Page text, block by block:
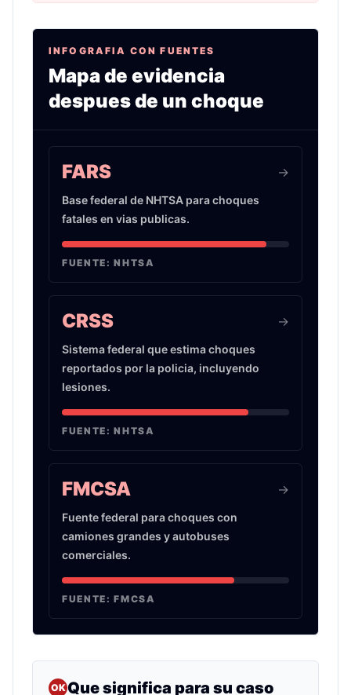
INFOGRAFIA CON FUENTES
Mapa de evidencia
despues de un choque
FARS
Base federal de NHTSA para choques
fatales en vias publicas.
->
FUENTE:NHTSA
CRSS
Sistema federal que estima choques
reportados por la policia, incluyendo
lesiones.
->
FUENTE:NHTSA
FMCSA
Fuente federal para choques con
camiones grandes y autobuses
comerciales.
->
FUENTE:FMCSA
OKQue significa para su caso